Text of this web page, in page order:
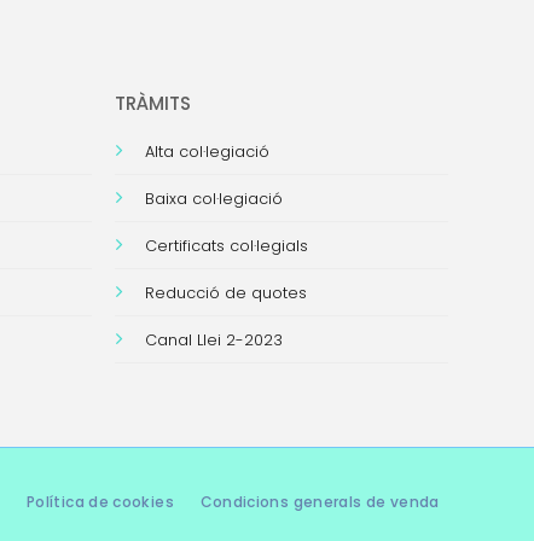
TRÀMITS
Alta col·legiació
Baixa col·legiació
Certificats col·legials
Reducció de quotes
Canal Llei 2-2023
Política de cookies Condicions generals de venda